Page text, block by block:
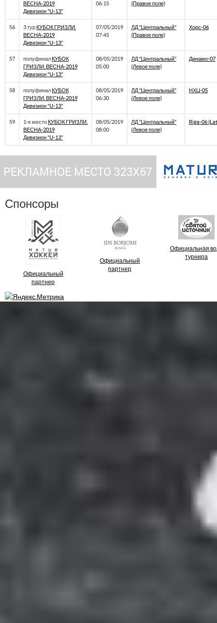
ВЕСНА-2019
Дивизион "U-13"
06:15
(Правое поле)
56 3 турКУБОК ГРИЗЛИ.
ВЕСНА-2019
Дивизион "U-13"
07/05/2019
07:45
ЛД "Центральный"
(Правое поле)
Хорс-06
57 полуфиналКУБОК
ГРИЗЛИ. ВЕСНА-2019
Дивизион "U-13"
08/05/2019
05:00
ЛД "Центральный"
(Левое поле)
Динамо-07
58 полуфиналКУБОК
ГРИЗЛИ. ВЕСНА-2019
Дивизион "U-13"
08/05/2019
06:30
ЛД "Центральный"
(Левое поле)
НХЦ-05
59 1-е местоКУБОК ГРИЗЛИ.
ВЕСНА-2019
Дивизион "U-13"
08/05/2019
08:00
ЛД "Центральный"
(Левое поле)
Riga-06
Спонсоры
Официальный
партнер
Официальный
партнер
Официальная
турнира